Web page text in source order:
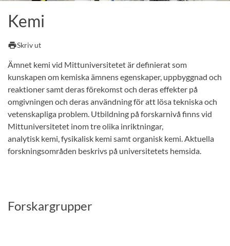
Kemi
printSkriv ut
Ämnet kemi vid Mittuniversitetet är definierat som
kunskapen om kemiska ämnens egenskaper, uppbyggnad och
reaktioner samt deras förekomst och deras effekter på
omgivningen och deras användning för att lösa tekniska och
vetenskapliga problem. Utbildning på forskarnivå finns vid
Mittuniversitetet inom tre olika inriktningar,
analytisk kemi, fysikalisk kemi samt organisk kemi. Aktuella
forskningsområden beskrivs på universitetets hemsida.
Forskargrupper